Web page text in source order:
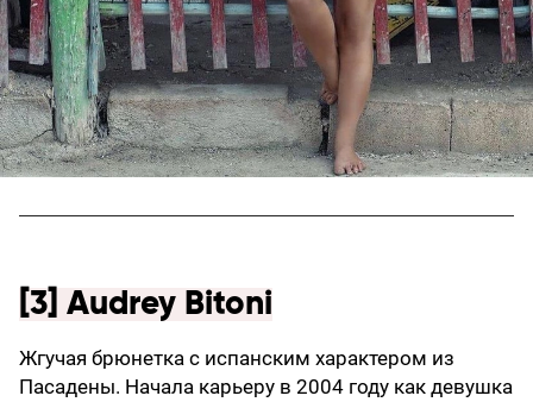
[3] Audrey Bitoni
Жгучая брюнетка с испанским характером из
Пасадены. Начала карьеру в 2004 году как девушка